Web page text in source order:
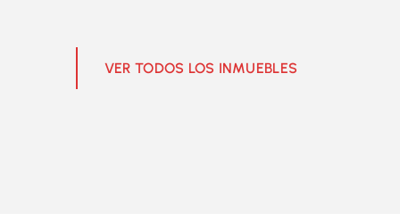
VER TODOS LOS INMUEBLES